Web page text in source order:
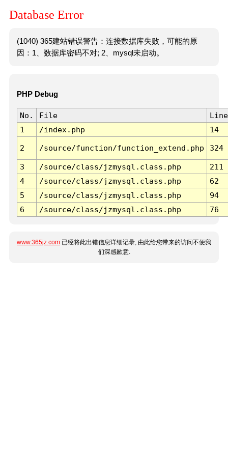
Database Error
(1040) 365建站错误警告：连接数据库失败，可能的原
因：1、数据库密码不对; 2、mysql未启动。
PHP Debug
No. File
Line
1
/index.php 14
2 /source/function/function_extend.php 324
3 /source/class/jzmysql.class.php
211
4
/source/class/jzmysql.class.php
62
5
/source/class/jzmysql.class.php
94
6
/source/class/jzmysql.class.php 76
www.365jz.com 已经将此出错信息详细记录, 由此给您带来的访问不便我
们深感歉意.